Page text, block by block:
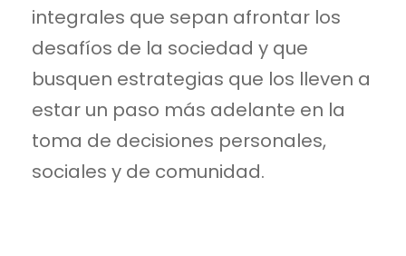
integrales que sepan afrontar los
desafíos de la sociedad y que
busquen estrategias que los lleven a
estar un paso más adelante en la
toma de decisiones personales,
sociales y de comunidad.